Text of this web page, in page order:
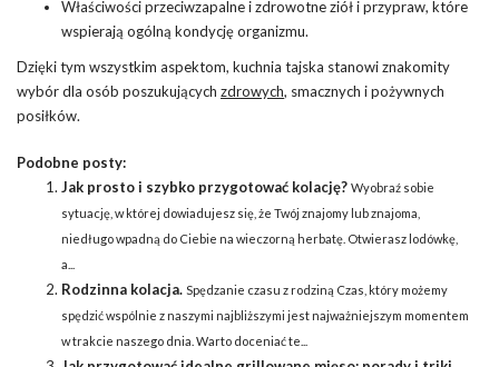
Właściwości przeciwzapalne i zdrowotne ziół i przypraw, które
wspierają ogólną kondycję organizmu.
Dzięki tym wszystkim aspektom, kuchnia tajska stanowi znakomity
wybór dla osób poszukujących zdrowych, smacznych i pożywnych
posiłków.
Podobne posty:
Jak prosto i szybko przygotować kolację? Wyobraź sobie
sytuację, w której dowiadujesz się, że Twój znajomy lub znajoma,
niedługo wpadną do Ciebie na wieczorną herbatę. Otwierasz lodówkę,
a...
Rodzinna kolacja. Spędzanie czasu z rodziną Czas, który możemy
spędzić wspólnie z naszymi najbliższymi jest najważniejszym momentem
w trakcie naszego dnia. Warto doceniać te...